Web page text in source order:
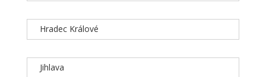
Hradec Králové
Jihlava